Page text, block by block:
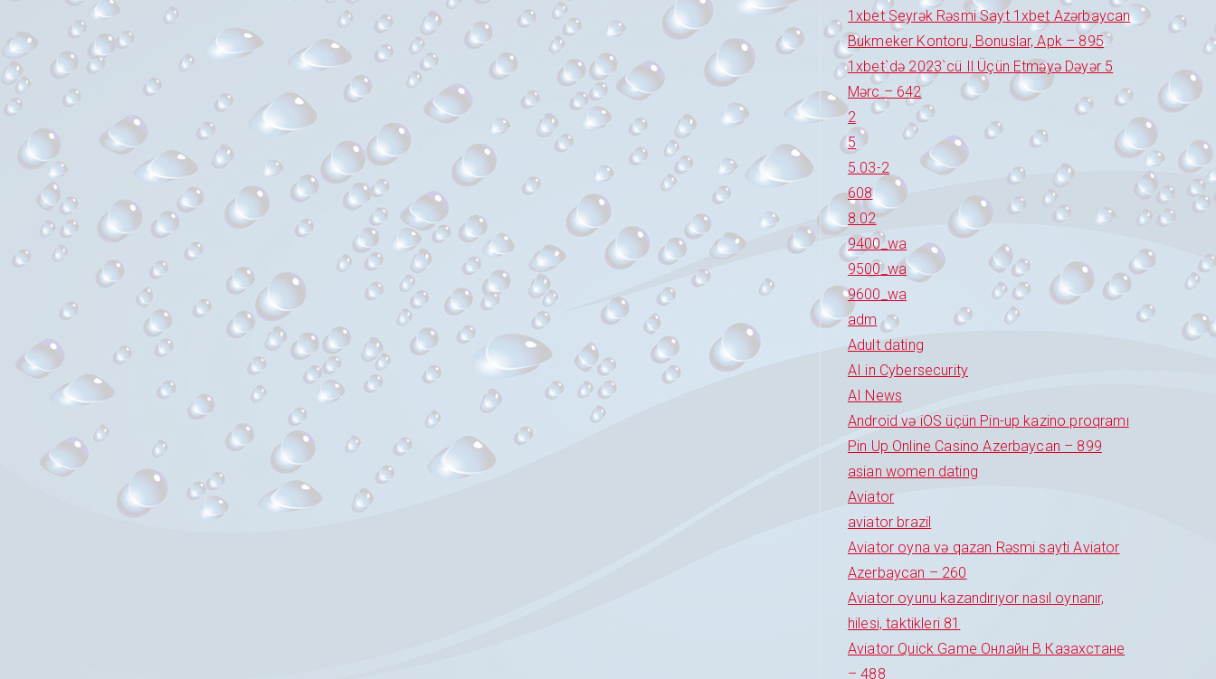
1xbet Seyrək Rəsmi Sayt 1xbet Azərbaycan
Bukmeker Kontoru, Bonuslar, Apk – 895
1xbet`də 2023`cü Il Üçün Etməyə Dəyər 5
Mərc – 642
2
5
5.03-2
608
8.02
9400_wa
9500_wa
9600_wa
adm
Adult dating
AI in Cybersecurity
AI News
Android və iOS üçün Pin-up kazino proqramı
Pin Up Online Casino Azerbaycan – 899
asian women dating
Aviator
aviator brazil
Aviator oyna və qazan Rəsmi sayti Aviator
Azerbaycan – 260
Aviator oyunu kazandırıyor nasıl oynanır,
hilesi, taktikleri 81
Aviator Quick Game Онлайн В Казахстане
– 488